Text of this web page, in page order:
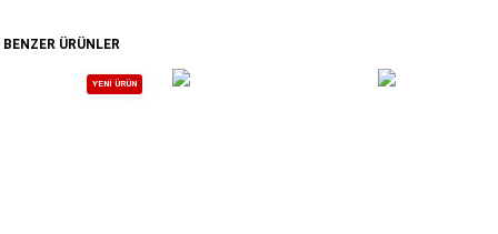
BENZER ÜRÜNLER
YENI ÜRÜN